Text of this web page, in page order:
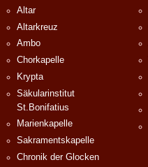
Altar
Altarkreuz
Ambo
Chorkapelle
Krypta
Säkularinstitut
St.Bonifatius
Marienkapelle
Sakramentskapelle
Chronik der Glocken